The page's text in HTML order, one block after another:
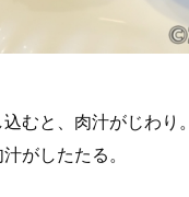
むと、肉汁がじわり
がしたたる。